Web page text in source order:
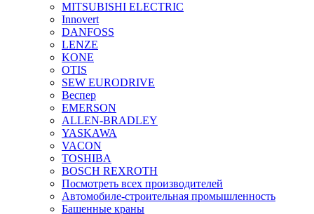
MITSUBISHI ELECTRIC
Innovert
DANFOSS
LENZE
KONE
OTIS
SEW EURODRIVE
Веспер
EMERSON
ALLEN-BRADLEY
YASKAWA
VACON
TOSHIBA
BOSCH REXROTH
Посмотреть всех производителей
Автомобиле-строительная промышленность
Башенные краны